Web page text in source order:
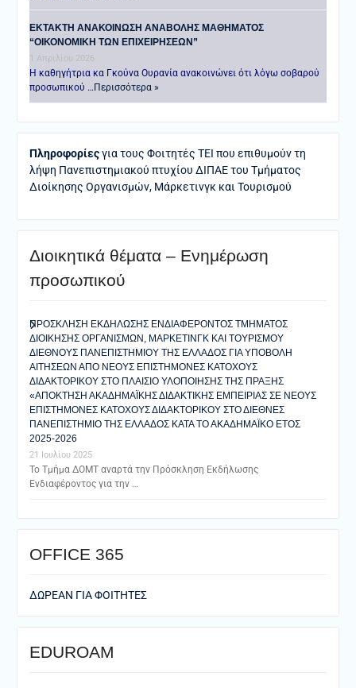
ΕΚΤΑΚΤΗ ΑΝΑΚΟΙΝΩΣΗ ΑΝΑΒΟΛΗΣ ΜΑΘΗΜΑΤΟΣ
“ΟΙΚΟΝΟΜΙΚΗ ΤΩΝ ΕΠΙΧΕΙΡΗΣΕΩΝ”
1 Απριλίου 2026
Η καθηγήτρια κα Γκούνα Ουρανία ανακοινώνει ότι λόγω σοβαρού
προσωπικού …Περισσότερα »
Πληροφορίεςγια τους Φοιτητές ΤΕΙ που επιθυμούν τη
λήψη Πανεπιστημιακού πτυχίου ΔΙΠΑΕ του Τμήματος
Διοίκησης Οργανισμών, Μάρκετινγκ και Τουρισμού
Διοικητικά θέματα – Ενημέρωση
προσωπικού
ΠΡΟΣΚΛΗΣΗ ΕΚΔΗΛΩΣΗΣ ΕΝΔΙΑΦΕΡΟΝΤΟΣ ΤΜΗΜΑΤΟΣ
ΔΙΟΙΚΗΣΗΣ ΟΡΓΑΝΙΣΜΩΝ, ΜΑΡΚΕΤΙΝΓΚ ΚΑΙ ΤΟΥΡΙΣΜΟΥ
ΔΙΕΘΝΟΥΣ ΠΑΝΕΠΙΣΤΗΜΙΟΥ ΤΗΣ ΕΛΛΑΔΟΣ ΓΙΑ ΥΠΟΒΟΛΗ
ΑΙΤΗΣΕΩΝ ΑΠΟ ΝΕΟΥΣ ΕΠΙΣΤΗΜΟΝΕΣ ΚΑΤΟΧΟΥΣ
ΔΙΔΑΚΤΟΡΙΚΟΥ ΣΤΟ ΠΛΑΙΣΙΟ ΥΛΟΠΟΙΗΣΗΣ ΤΗΣ ΠΡΑΞΗΣ
«ΑΠΟΚΤΗΣΗ ΑΚΑΔΗΜΑΪΚΗΣ ΔΙΔΑΚΤΙΚΗΣ ΕΜΠΕΙΡΙΑΣ ΣΕ ΝΕΟΥΣ
ΕΠΙΣΤΗΜΟΝΕΣ ΚΑΤΟΧΟΥΣ ΔΙΔΑΚΤΟΡΙΚΟΥ ΣΤΟ ΔΙΕΘΝΕΣ
ΠΑΝΕΠΙΣΤΗΜΙΟ ΤΗΣ ΕΛΛΑΔΟΣ ΚΑΤΑ ΤΟ ΑΚΑΔΗΜΑΪΚΟ ΕΤΟΣ
2025-2026
21 Ιουλίου 2025
Το Τμήμα ΔΟΜΤ αναρτά την Πρόσκληση Εκδήλωσης
Ενδιαφέροντος για την …
ΟFFICE 365
ΔΩΡΕΑΝ ΓΙΑ ΦΟΙΤΗΤΕΣ
EDUROAM